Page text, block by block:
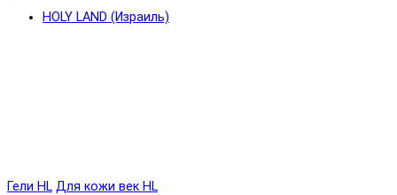
HOLY LAND (Израиль)
Гели HL Для кожи век HL